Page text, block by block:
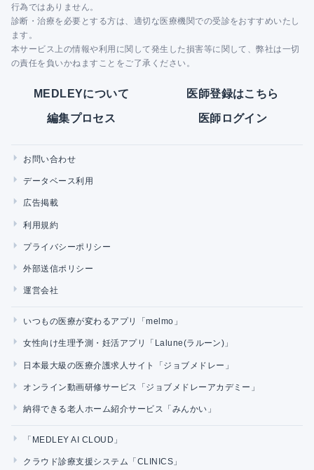
行為ではありません。
診断・治療を必要とする方は、適切な医療機関での受診をおすすめいたし
ます。
本サービス上の情報や利用に関して発生した損害等に関して、弊社は一切
の責任を負いかねますことをご了承ください。
MEDLEYについて 医師登録はこちら
編集プロセス 医師ログイン
お問い合わせ
データベース利用
広告掲載
利用規約
プライバシーポリシー
外部送信ポリシー
運営会社
いつもの医療が変わるアプリ「melmo」
女性向け生理予測・妊活アプリ「Lalune(ラルーン)」
日本最大級の医療介護求人サイト「ジョブメドレー」
オンライン動画研修サービス「ジョブメドレーアカデミー」
納得できる老人ホーム紹介サービス「みんかい」
「MEDLEY AI CLOUD」
クラウド診療支援システム「CLINICS」